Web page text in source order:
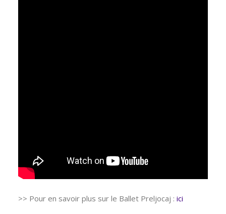
>> Pour en savoir plus sur le Ballet Preljocaj : ici